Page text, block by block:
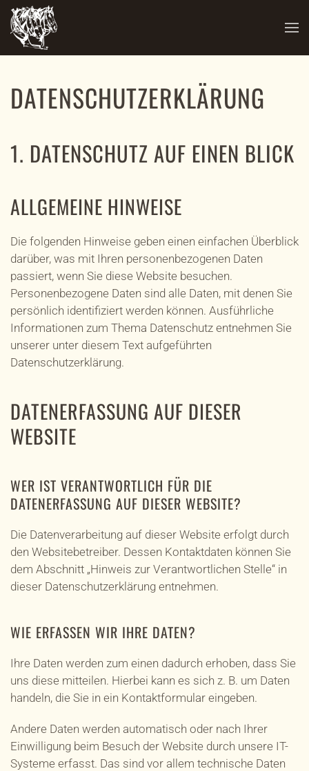
Zum Hauptinhalt springen
DATENSCHUTZ­ERKLÄRUNG
1. DATENSCHUTZ AUF EINEN BLICK
ALLGEMEINE HINWEISE
Die folgenden Hinweise geben einen einfachen Überblick
darüber, was mit Ihren personenbezogenen Daten
passiert, wenn Sie diese Website besuchen.
Personenbezogene Daten sind alle Daten, mit denen Sie
persönlich identifiziert werden können. Ausführliche
Informationen zum Thema Datenschutz entnehmen Sie
unserer unter diesem Text aufgeführten
Datenschutzerklärung.
DATENERFASSUNG AUF DIESER
WEBSITE
WER IST VERANTWORTLICH FÜR DIE
DATENERFASSUNG AUF DIESER WEBSITE?
Die Datenverarbeitung auf dieser Website erfolgt durch
den Websitebetreiber. Dessen Kontaktdaten können Sie
dem Abschnitt „Hinweis zur Verantwortlichen Stelle“ in
dieser Datenschutzerklärung entnehmen.
WIE ERFASSEN WIR IHRE DATEN?
Ihre Daten werden zum einen dadurch erhoben, dass Sie
uns diese mitteilen. Hierbei kann es sich z. B. um Daten
handeln, die Sie in ein Kontaktformular eingeben.
Andere Daten werden automatisch oder nach Ihrer
Einwilligung beim Besuch der Website durch unsere IT-
Systeme erfasst. Das sind vor allem technische Daten